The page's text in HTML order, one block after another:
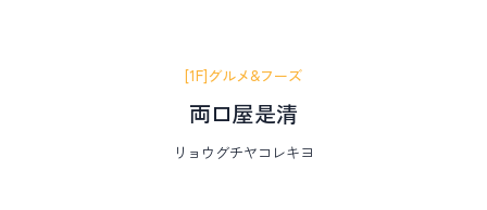
[1F]グルメ&フーズ
両口屋是清
リョウグチヤコレキヨ